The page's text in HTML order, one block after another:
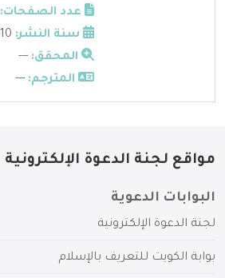
عدد الصفحات:
سنة النشر:
المحقق: ---
المترجم: ---
مواقع لجنة الدعوة الإلكترونية
البوابات الدعوية
لجنة الدعوة الإلكترونية
بوابة الكويت للتعريف بالإسلام